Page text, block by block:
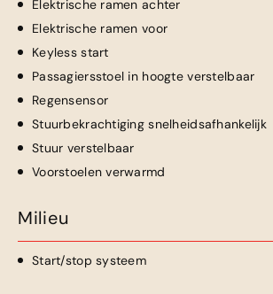
Elektrische ramen achter
Elektrische ramen voor
Keyless start
Passagiersstoel in hoogte verstelbaar
Regensensor
Stuurbekrachtiging snelheidsafhankelijk
Stuur verstelbaar
Voorstoelen verwarmd
Milieu
Start/stop systeem